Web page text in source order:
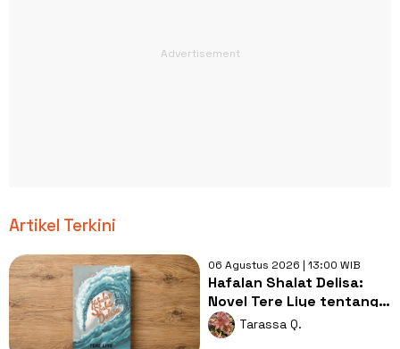
Artikel Terkini
06 Agustus 2026 | 13:00 WIB
Hafalan Shalat Delisa:
Novel Tere Liye tentang
Tsunami Aceh dan
Keikhlasan
Tarassa Q.